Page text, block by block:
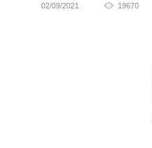
02/09/2021 19670